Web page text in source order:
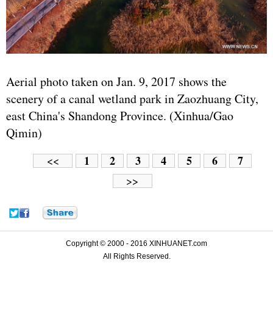
Aerial photo taken on Jan. 9, 2017 shows the
scenery of a canal wetland park in Zaozhuang City,
east China's Shandong Province. (Xinhua/Gao
Qimin)
<< 1 2 3 4 5 6 7
>>
Copyright © 2000 - 2016 XINHUANET.com
All Rights Reserved.